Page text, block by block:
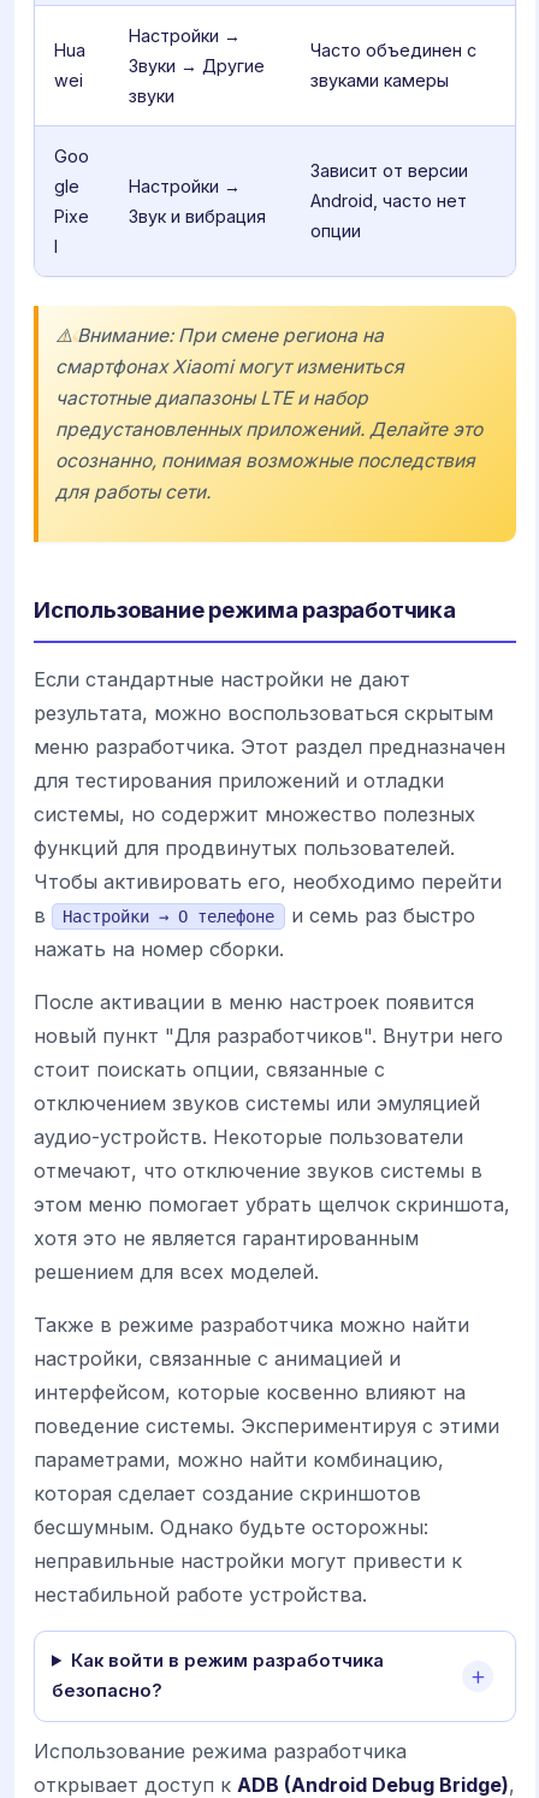
Hua
wei
Настройки →
Звуки → Другие
звуки
Часто объединен с
звуками камеры
Goo
gle
Pixe
l
Настройки →
Звук и вибрация
Зависит от версии
Android, часто нет
опции
⚠️ Внимание: При смене региона на
смартфонах Xiaomi могут измениться
частотные диапазоны LTE и набор
предустановленных приложений. Делайте это
осознанно, понимая возможные последствия
для работы сети.
Использование режима разработчика
Если стандартные настройки не дают
результата, можно воспользоваться скрытым
меню разработчика. Этот раздел предназначен
для тестирования приложений и отладки
системы, но содержит множество полезных
функций для продвинутых пользователей.
Чтобы активировать его, необходимо перейти
в
Настройки → О телефоне
и семь раз быстро
нажать на номер сборки.
После активации в меню настроек появится
новый пункт "Для разработчиков". Внутри него
стоит поискать опции, связанные с
отключением звуков системы или эмуляцией
аудио-устройств. Некоторые пользователи
отмечают, что отключение звуков системы в
этом меню помогает убрать щелчок скриншота,
хотя это не является гарантированным
решением для всех моделей.
Также в режиме разработчика можно найти
настройки, связанные с анимацией и
интерфейсом, которые косвенно влияют на
поведение системы. Экспериментируя с этими
параметрами, можно найти комбинацию,
которая сделает создание скриншотов
бесшумным. Однако будьте осторожны:
неправильные настройки могут привести к
нестабильной работе устройства.
Как войти в режим разработчика
безопасно?
Использование режима разработчика
открывает доступ к ADB (Android Debug Bridge),